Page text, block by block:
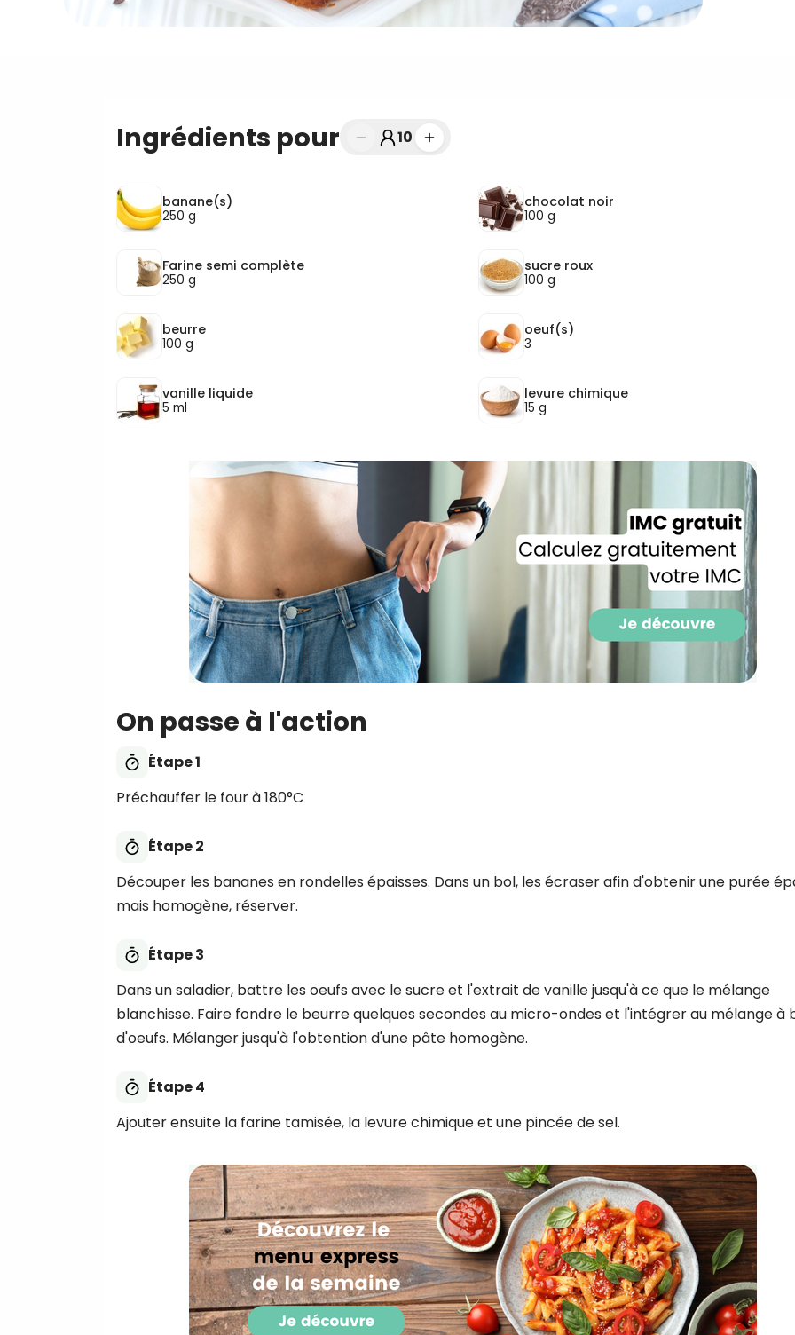
Ingrédients pour 10
banane(s)
250 g
chocolat noir
100 g
Farine semi complète
250 g
sucre roux
100 g
beurre
100 g
oeuf(s)
3
vanille liquide
5 ml
levure chimique
15 g
On passe à l'action
Étape 1
Préchauffer le four à 180°C
Étape 2
Découper les bananes en rondelles épaisses. Dans un bol, les écraser afin d'obtenir une purée
mais homogène, réserver.
Étape 3
Dans un saladier, battre les oeufs avec le sucre et l'extrait de vanille jusqu'à ce que le mélange
blanchisse. Faire fondre le beurre quelques secondes au micro-ondes et l'intégrer au mélange à
d'oeufs. Mélanger jusqu'à l'obtention d'une pâte homogène.
Étape 4
Ajouter ensuite la farine tamisée, la levure chimique et une pincée de sel.
recettes inédites de
pourrons savoir si vous ouvrez les
utilisez. Pour en savoir plus sur ces
voir notrepolitique de confidentialité
Je reçois mon cadeau !
Votre adresse email sera utilisée par Digital Prisma
envoyer votre newsletter contenant des offres
personnalisées. Vous pourrez vous désinscrire en
désabonnement intégré dans la newsletter. Pour en
exercer vos droits, prenez connaissance de notre
Confidentialité.